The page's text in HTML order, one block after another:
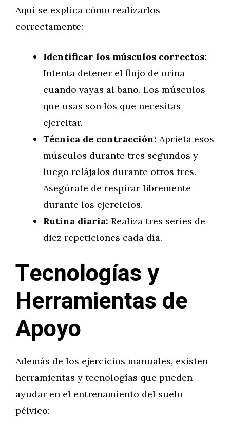
Aquí se explica cómo realizarlos
correctamente:
Identificar los músculos correctos:
Intenta detener el flujo de orina
cuando vayas al baño. Los músculos
que usas son los que necesitas
ejercitar.
Técnica de contracción: Aprieta esos
músculos durante tres segundos y
luego relájalos durante otros tres.
Asegúrate de respirar libremente
durante los ejercicios.
Rutina diaria: Realiza tres series de
diez repeticiones cada día.
Tecnologías y
Herramientas de
Apoyo
Además de los ejercicios manuales, existen
herramientas y tecnologías que pueden
ayudar en el entrenamiento del suelo
pélvico: